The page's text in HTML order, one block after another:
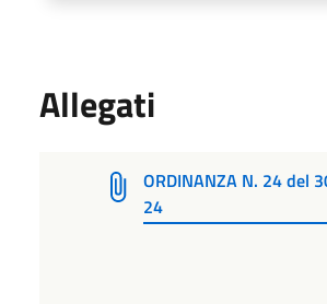
Allegati
ORDINANZA N. 24 del
24